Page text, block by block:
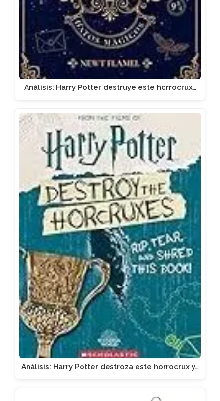
Análisis: Harry Potter destruye este horrocrux…
Análisis: Harry Potter destroza este horrocrux y…